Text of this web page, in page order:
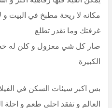
مكانه لا ريحة مطبخ في البيت
غرفتك وما تقدر تطلع
صار كل شي معزول و كلن له
الكبيرة
بس اكبر سيئات السكن في
العالم و تفقد احلى طعم و